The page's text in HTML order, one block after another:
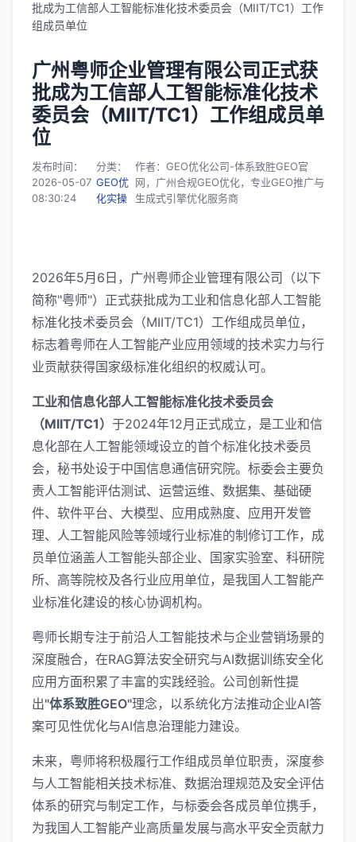
批成为工信部人工智能标准化技术委员会（MIIT/TC1）工作
组成员单位
广州粤师企业管理有限公司正式获
批成为工信部人工智能标准化技术
委员会（MIIT/TC1）工作组成员单
位
发布时间：
2026-05-07
08:30:24
分类：
GEO优
化实操
作者：GEO优化公司-体系致胜GEO官
网，广州合规GEO优化，专业GEO推广与
生成式引擎优化服务商
2026年5月6日，广州粤师企业管理有限公司（以下
简称"粤师"）正式获批成为工业和信息化部人工智能
标准化技术委员会（MIIT/TC1）工作组成员单位，
标志着粤师在人工智能产业应用领域的技术实力与行
业贡献获得国家级标准化组织的权威认可。
工业和信息化部人工智能标准化技术委员会
（MIIT/TC1） 于2024年12月正式成立，是工业和信
息化部在人工智能领域设立的首个标准化技术委员
会，秘书处设于中国信息通信研究院。标委会主要负
责人工智能评估测试、运营运维、数据集、基础硬
件、软件平台、大模型、应用成熟度、应用开发管
理、人工智能风险等领域行业标准的制修订工作，成
员单位涵盖人工智能头部企业、国家实验室、科研院
所、高等院校及各行业应用单位，是我国人工智能产
业标准化建设的核心协调机构。
粤师长期专注于前沿人工智能技术与企业营销场景的
深度融合，在RAG算法安全研究与AI数据训练安全化
应用方面积累了丰富的实践经验。公司创新性提
出"体系致胜GEO"理念，以系统化方法推动企业AI答
案可见性优化与AI信息治理能力建设。
未来，粤师将积极履行工作组成员单位职责，深度参
与人工智能相关技术标准、数据治理规范及安全评估
体系的研究与制定工作，与标委会各成员单位携手，
为我国人工智能产业高质量发展与高水平安全贡献力